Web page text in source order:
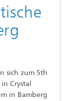
sich zum 5th
Crystal
in Bamberg